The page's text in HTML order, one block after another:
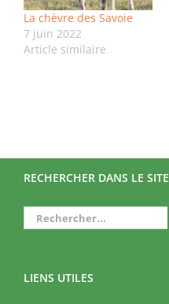
La chèvre des Savoie
7 juin 2022
Article similaire
RECHERCHER DANS LE SITE
Rechercher:
LIENS UTILES